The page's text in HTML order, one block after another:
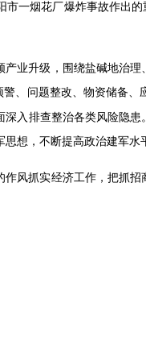
一烟花厂爆炸事故作出
业升级，围绕盐碱地治
警、问题整改、物资储备
入排查整治各类风险隐
想，不断提高政治建军
作风抓实经济工作，把抓